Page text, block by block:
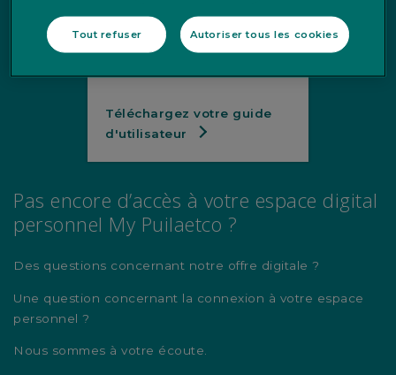
Téléchargez votre guide
d'utilisateur
Pas encore d’accès à votre espace digital
personnel My Puilaetco ?
Des questions concernant notre offre digitale ?
Une question concernant la connexion à votre espace
personnel ?
Nous sommes à votre écoute.
Tout refuser Autoriser tous les cookies